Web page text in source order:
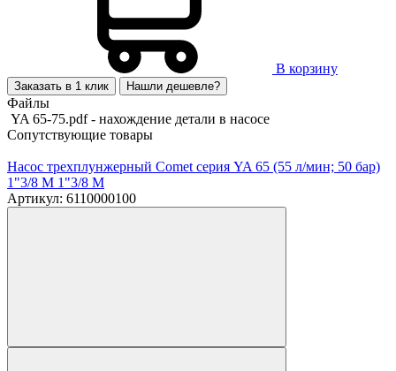
В корзину
Заказать в 1 клик Нашли дешевле?
Файлы
YA 65-75.pdf - нахождение детали в насосе
Сопутствующие товары
Насос трехплунжерный Comet серия YA 65 (55 л/мин; 50 бар)
1"3/8 M 1"3/8 M
Артикул: 6110000100